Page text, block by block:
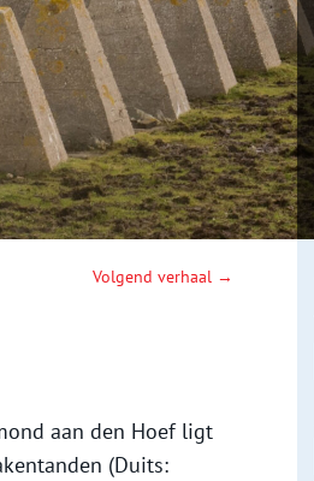
Volgend verhaal →
aan den Hoef ligt
(Duits: